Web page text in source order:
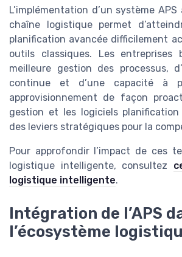
L’implémentation d’un système
chaîne logistique permet
planification avancée difficilement
outils classiques. Les entreprises
meilleure gestion des processus,
continue et d’une capacité à
approvisionnement de façon
gestion et les logiciels
des leviers stratégiques pour la
Pour approfondir l’impact de ces
logistique intelligente, consultez
logistique intelligente.
Intégration de l’APS
l’écosystème